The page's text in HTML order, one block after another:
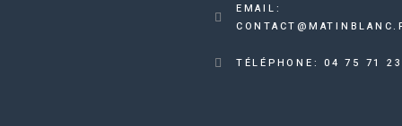
EMAIL:
TÉLÉPHONE: 04 75 71